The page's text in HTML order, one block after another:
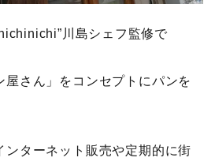
川島シェフ監修で
屋さん」をコンセプトにパンを
ンターネット販売や定期的に街